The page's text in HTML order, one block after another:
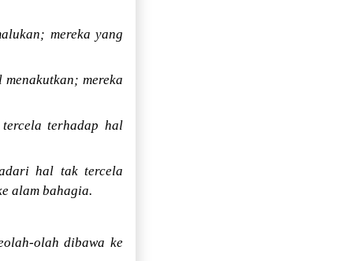
mereka yang
mereka
terhadap hal
hal tak tercela
alam bahagia.
olah dibawa ke